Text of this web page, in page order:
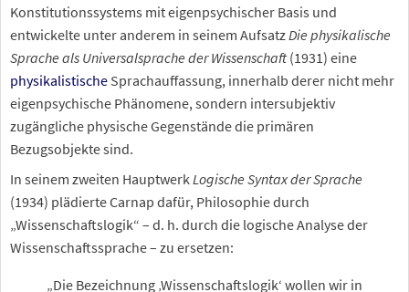
Konstitutionssystems mit eigenpsychischer Basis und
entwickelte unter anderem in seinem AufsatzDie physikalische
Sprache als Universalsprache der Wissenschaft(1931) eine
physikalistische Sprachauffassung, innerhalb derer nicht mehr
eigenpsychische Phänomene, sondern intersubjektiv
zugängliche physische Gegenstände die primären
Bezugsobjekte sind.
In seinem zweiten HauptwerkLogische Syntax der Sprache
(1934) plädierte Carnap dafür, Philosophie durch
„Wissenschaftslogik“ – d. h. durch die logische Analyse der
Wissenschaftssprache– zu ersetzen:
„Die Bezeichnung ‚Wissenschaftslogik‘ wollen wir in